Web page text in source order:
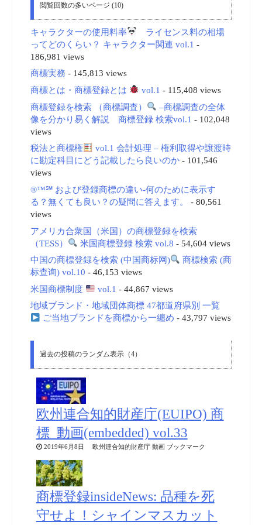
閲覧回数の多いページ (10)
キャラクターの使用料率
ライセンス料の相場
ってどのくらい？ キャラクター関連 vol.1 -
186,981 views
商標実務 - 145,813 views
商標とは・商標登録とは
vol.1 - 115,408 views
商標登録を検索 （商標調査）
–商標調査の全体
像を分かり易く解説 商標登録 検索vol.1 - 102,048
views
税法と商標権
vol.1 会計処理 – 権利取得や譲渡時
に勘定科目にどう記載したら良いのか- 101,546
views
®™℠ および登録商標の違い-何のために表示す
る？無くても良い？の疑問に答えます。
- 80,561
views
アメリカ合衆国（米国）の商標登録を検索
（TESS）
米国商標登録 検索 vol.8 - 54,604 views
中国の商標登録を検索 (中国商标网)
商標検索 (商
标查询) vol.10 - 46,153 views
米国商標制度
vol.1 - 44,867 views
地域ブランド・地域団体商標 47都道府県別 一覧
ご当地ブランドを商標から一纏め - 43,797 views
過去の投稿のランダム表示（4）
欧州連合知的財産庁(EUIPO) 商
標_動画(embedded) vol.33
2019年6月8日 欧州連合知的財産庁 動画 ブックマーク
商標登録insideNews: 品種を死
守せよ！シャインマスカット